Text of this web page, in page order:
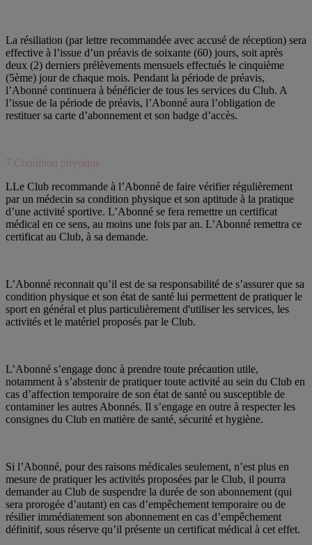
La résiliation (par lettre recommandée avec accusé de réception) sera
effective à l’issue d’un préavis de soixante (60) jours, soit après
deux (2) derniers prélèvements mensuels effectués le cinquième
(5ème) jour de chaque mois. Pendant la période de préavis,
l’Abonné continuera à bénéficier de tous les services du Club. A
l’issue de la période de préavis, l’Abonné aura l’obligation de
restituer sa carte d’abonnement et son badge d’accès.
7.Condition physique
LLe Club recommande à l’Abonné de faire vérifier régulièrement
par un médecin sa condition physique et son aptitude à la pratique
d’une activité sportive. L’Abonné se fera remettre un certificat
médical en ce sens, au moins une fois par an. L’Abonné remettra ce
certificat au Club, à sa demande.
L’Abonné reconnait qu’il est de sa responsabilité de s’assurer que sa
condition physique et son état de santé lui permettent de pratiquer le
sport en général et plus particulièrement d'utiliser les services, les
activités et le matériel proposés par le Club.
L’Abonné s’engage donc à prendre toute précaution utile,
notamment à s’abstenir de pratiquer toute activité au sein du Club en
cas d’affection temporaire de son état de santé ou susceptible de
contaminer les autres Abonnés. Il s’engage en outre à respecter les
consignes du Club en matière de santé, sécurité et hygiène.
Si l’Abonné, pour des raisons médicales seulement, n’est plus en
mesure de pratiquer les activités proposées par le Club, il pourra
demander au Club de suspendre la durée de son abonnement (qui
sera prorogée d’autant) en cas d’empêchement temporaire ou de
résilier immédiatement son abonnement en cas d’empêchement
définitif, sous réserve qu’il présente un certificat médical à cet effet.